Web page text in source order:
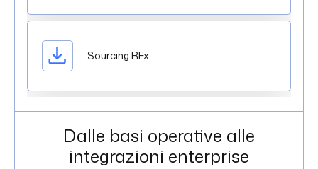
Sourcing RFx
Dalle basi operative alle
integrazioni enterprise